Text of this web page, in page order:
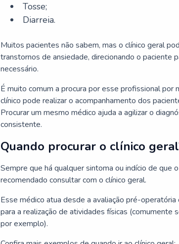
Tosse;
Diarreia.
Muitos pacientes não sabem, mas o clínico geral
transtornos de ansiedade, direcionando o paciente
necessário.
É muito comum a procura por esse profissional por
clínico pode realizar o acompanhamento dos
Procurar um mesmo médico ajuda a agilizar o
consistente.
Quando procurar o clínico
Sempre que há qualquer sintoma ou indício de que
recomendado consultar com o clínico geral.
Esse médico atua desde a avaliação pré-operatória
para a realização de atividades físicas (comumente
por exemplo).